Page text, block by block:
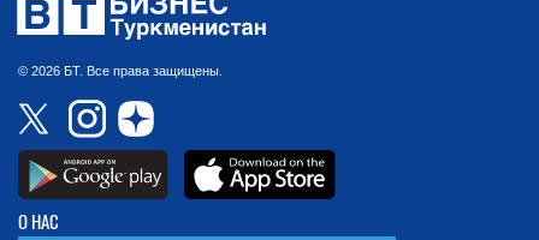
© 2026 БТ. Все права защищены.
О НАС